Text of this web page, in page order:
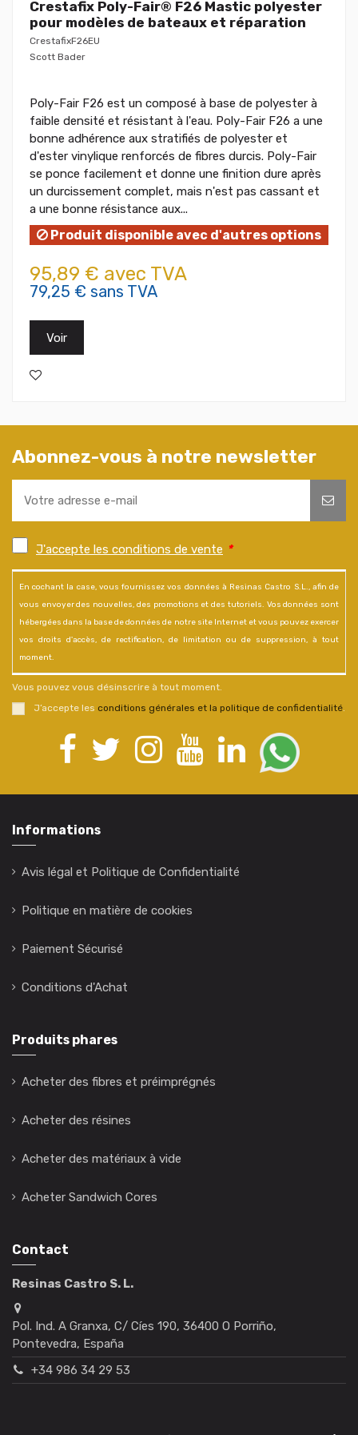
Crestafix Poly-Fair® F26 Mastic polyester
pour modèles de bateaux et réparation
CrestafixF26EU
Scott Bader
Poly-Fair F26 est un composé à base de polyester à
faible densité et résistant à l'eau. Poly-Fair F26 a une
bonne adhérence aux stratifiés de polyester et
d'ester vinylique renforcés de fibres durcis. Poly-Fair
se ponce facilement et donne une finition dure après
un durcissement complet, mais n'est pas cassant et
a une bonne résistance aux...
Produit disponible avec d'autres options
95,89 € avec TVA
79,25 € sans TVA
Voir
Abonnez-vous à notre newsletter
J'accepte les conditions de vente *
En cochant la case, vous fournissez vos données à Resinas Castro S.L., afin de
vous envoyer des nouvelles, des promotions et des tutoriels. Vos données sont
hébergées dans la base de données de notre site Internet et vous pouvez exercer
vos droits d'accès, de rectification, de limitation ou de suppression, à tout
moment.
Vous pouvez vous désinscrire à tout moment.
J’accepte les conditions générales et la politique de confidentialité.
Informations
Avis légal et Politique de Confidentialité
Politique en matière de cookies
Paiement Sécurisé
Conditions d'Achat
Produits phares
Acheter des fibres et préimprégnés
Acheter des résines
Acheter des matériaux à vide
Acheter Sandwich Cores
Contact
Resinas Castro S. L.
Pol. Ind. A Granxa, C/ Cíes 190, 36400 O Porriño,
Pontevedra, España
+34 986 34 29 53